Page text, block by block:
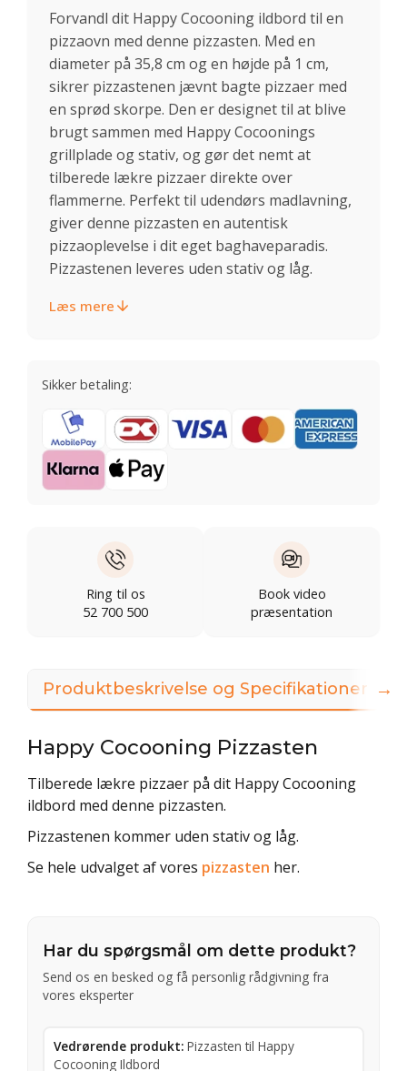
Forvandl dit Happy Cocooning ildbord til en
pizzaovn med denne pizzasten. Med en
diameter på 35,8 cm og en højde på 1 cm,
sikrer pizzastenen jævnt bagte pizzaer med
en sprød skorpe. Den er designet til at blive
brugt sammen med Happy Cocoonings
grillplade og stativ, og gør det nemt at
tilberede lækre pizzaer direkte over
flammerne. Perfekt til udendørs madlavning,
giver denne pizzasten en autentisk
pizzaoplevelse i dit eget baghaveparadis.
Pizzastenen leveres uden stativ og låg.
Læs mere
Sikker betaling:
Ring til os
52 700 500
Book video
præsentation
Produktbeskrivelse og Specifikationer
Happy Cocooning Pizzasten
Tilberede lækre pizzaer på dit Happy Cocooning
ildbord med denne pizzasten.
Pizzastenen kommer uden stativ og låg.
Se hele udvalget af vores pizzasten her.
Har du spørgsmål om dette produkt?
Send os en besked og få personlig rådgivning fra
vores eksperter
Vedrørende produkt: Pizzasten til Happy
Cocooning Ildbord
→